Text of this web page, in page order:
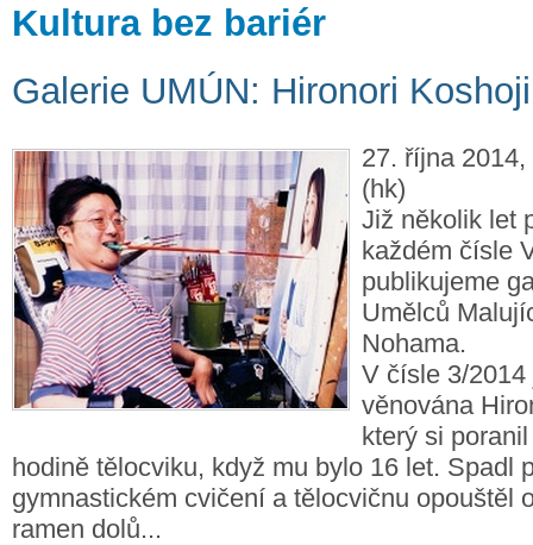
Kultura bez bariér
Galerie UMÚN: Hironori
27. října
(hk)
Již několik let
každém čísle
publikujeme
Umělců
Nohama.
V čísle 3/2014
věnována
který si
hodině tělocviku, když mu bylo 16 let. Spadl
gymnastickém cvičení a tělocvičnu opouštěl
ramen dolů...